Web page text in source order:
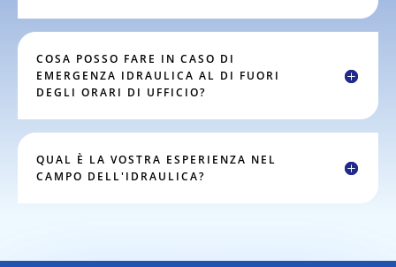
COSA POSSO FARE IN CASO DI
EMERGENZA IDRAULICA AL DI FUORI
DEGLI ORARI DI UFFICIO?
QUAL È LA VOSTRA ESPERIENZA NEL
CAMPO DELL'IDRAULICA?